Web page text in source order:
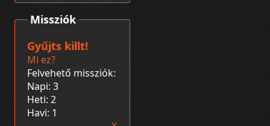
Missziók
Gyűjts killt!
Mi ez?
Felvehető missziók:
Napi: 3
Heti: 2
Havi: 1